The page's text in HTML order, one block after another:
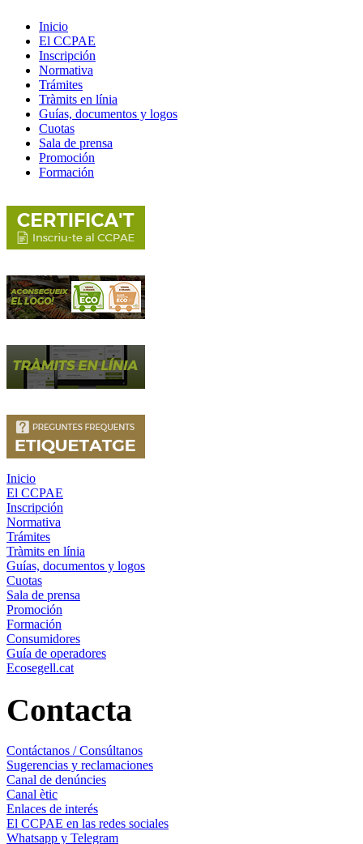
Inicio
El CCPAE
Inscripción
Normativa
Trámites
Tràmits en línia
Guías, documentos y logos
Cuotas
Sala de prensa
Promoción
Formación
Inicio
El CCPAE
Inscripción
Normativa
Trámites
Tràmits en línia
Guías, documentos y logos
Cuotas
Sala de prensa
Promoción
Formación
Consumidores
Guía de operadores
Ecosegell.cat
Contacta
Contáctanos / Consúltanos
Sugerencias y reclamaciones
Canal de denúncies
Canal ètic
Enlaces de interés
El CCPAE en las redes sociales
Whatsapp y Telegram